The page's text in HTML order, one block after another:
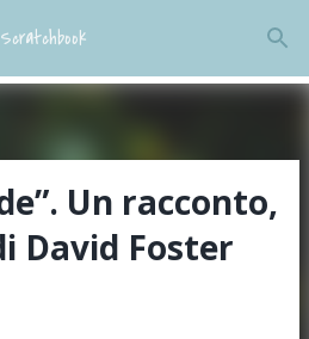
contenuti principali
Scratchbook
Un racconto,
David Foster